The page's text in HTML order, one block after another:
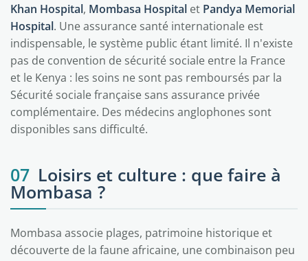
Khan Hospital, Mombasa Hospital et Pandya Memorial
Hospital. Une assurance santé internationale est
indispensable, le système public étant limité. Il n'existe
pas de convention de sécurité sociale entre la France
et le Kenya : les soins ne sont pas remboursés par la
Sécurité sociale française sans assurance privée
complémentaire. Des médecins anglophones sont
disponibles sans difficulté.
07 Loisirs et culture : que faire à
Mombasa ?
Mombasa associe plages, patrimoine historique et
découverte de la faune africaine, une combinaison peu